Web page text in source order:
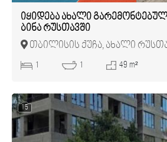
იყიდება ახალი
ბინა რუსთავში
თბილისის ქუჩა, ახალი
1 1 49 m²
15